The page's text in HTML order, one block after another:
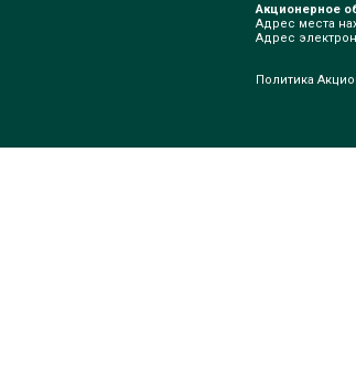
Акционерное
Адрес места
Адрес
Политика